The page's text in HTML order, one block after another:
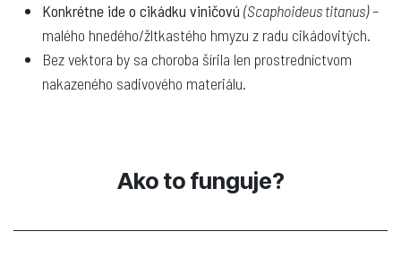
Konkrétne ide o cikádku viničovú (Scaphoideus titanus)–
malého hnedého/žltkastého hmyzu z radu cikádovitých.
Bez vektora by sa choroba šírila len prostredníctvom
nakazeného sadivového materiálu.
Ako to funguje?